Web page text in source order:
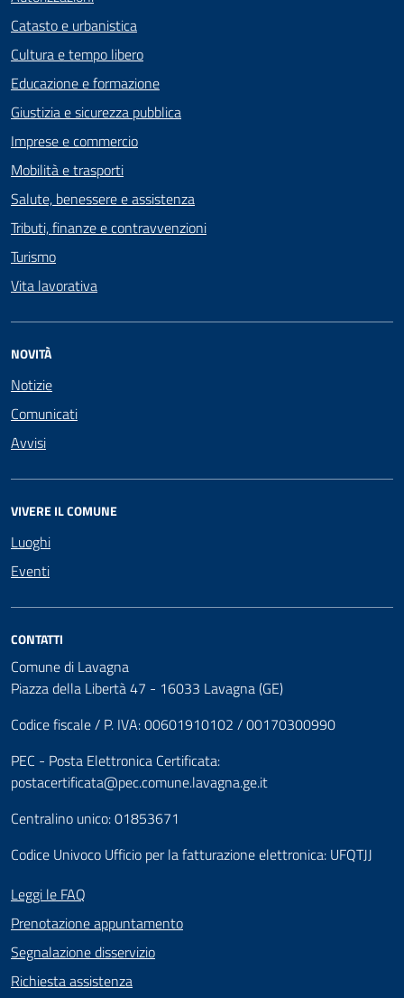
Catasto e urbanistica
Cultura e tempo libero
Educazione e formazione
Giustizia e sicurezza pubblica
Imprese e commercio
Mobilità e trasporti
Salute, benessere e assistenza
Tributi, finanze e contravvenzioni
Turismo
Vita lavorativa
NOVITÀ
Notizie
Comunicati
Avvisi
VIVERE IL COMUNE
Luoghi
Eventi
CONTATTI
Comune di Lavagna
Piazza della Libertà 47 - 16033 Lavagna (GE)
Codice fiscale / P. IVA: 00601910102 / 00170300990
PEC - Posta Elettronica Certificata:
postacertificata@pec.comune.lavagna.ge.it
Centralino unico: 01853671
Codice Univoco Ufficio per la fatturazione elettronica: UFQTJJ
Leggi le FAQ
Prenotazione appuntamento
Segnalazione disservizio
Richiesta assistenza